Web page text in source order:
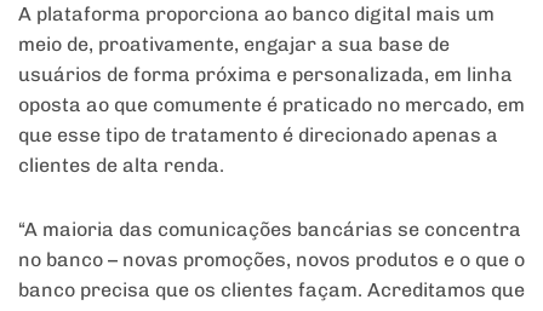
A plataforma proporciona ao banco digital mais um
meio de, proativamente, engajar a sua base de
usuários de forma próxima e personalizada, em linha
oposta ao que comumente é praticado no mercado, em
que esse tipo de tratamento é direcionado apenas a
clientes de alta renda.
“A maioria das comunicações bancárias se concentra
no banco – novas promoções, novos produtos e o que o
banco precisa que os clientes façam. Acreditamos que